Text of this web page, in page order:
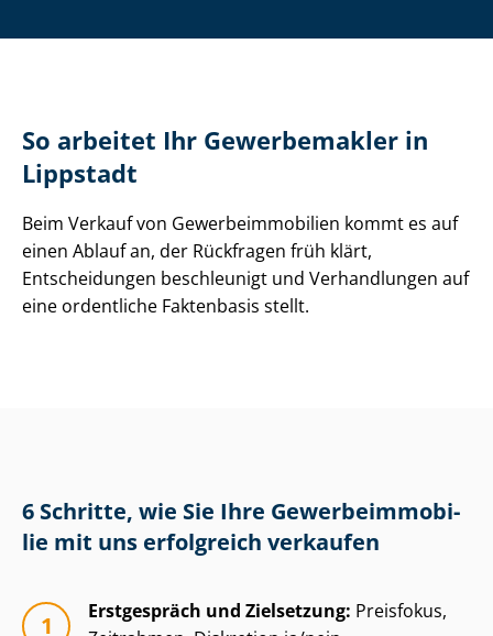
So arbeitet Ihr Gewerbemakler in
Lippstadt
Beim Verkauf von Ge­wer­be­im­mo­bi­li­en kommt es auf
einen Ablauf an, der Rückfragen früh klärt,
Entscheidungen beschleunigt und Verhandlungen auf
eine ordentliche Faktenbasis stellt.
6 Schritte, wie Sie Ihre Ge­wer­be­im­mo­bi­
lie mit uns erfolgreich verkaufen
Erstgespräch und Zielsetzung: Preisfokus,